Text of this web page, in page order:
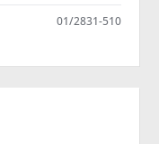
01/2831-510